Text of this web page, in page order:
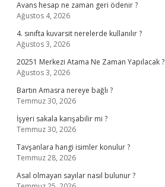
Avans hesap ne zaman geri ödenir ?
Ağustos 4, 2026
4. sınıfta kuvarsit nerelerde kullanılır ?
Ağustos 3, 2026
20251 Merkezi Atama Ne Zaman Yapılacak ?
Ağustos 3, 2026
Bartın Amasra nereye bağlı ?
Temmuz 30, 2026
İşyeri sakala karışabilir mi ?
Temmuz 30, 2026
Tavşanlara hangi isimler konulur ?
Temmuz 28, 2026
Asal olmayan sayılar nasıl bulunur ?